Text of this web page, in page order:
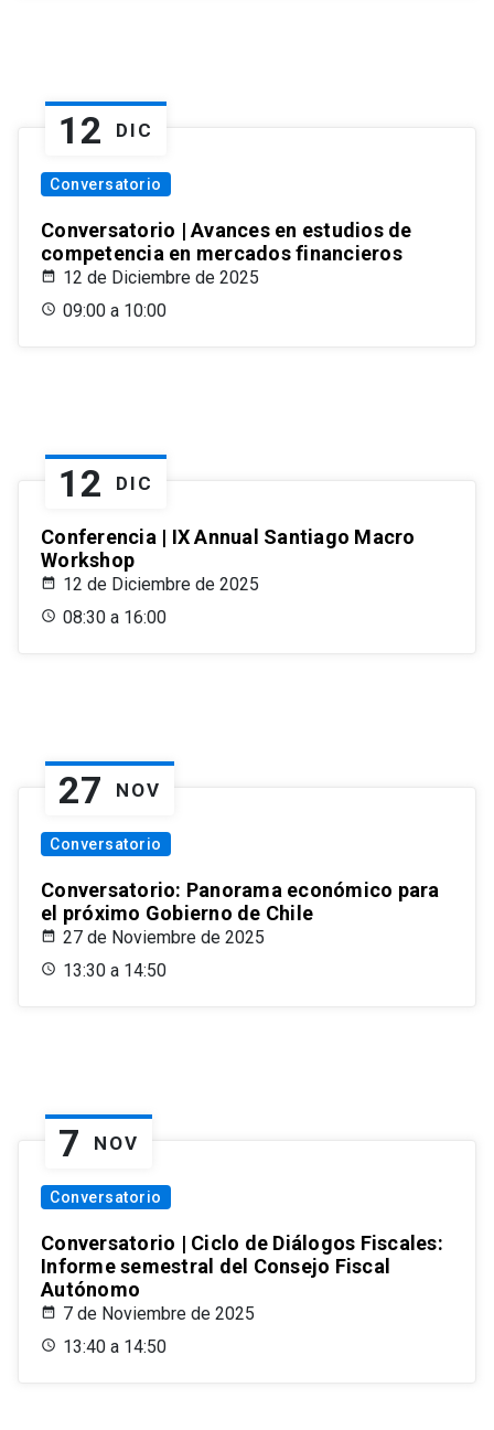
12 DIC
Conversatorio
Conversatorio | Avances en estudios de
competencia en mercados financieros
12 de Diciembre de 2025
09:00 a 10:00
12 DIC
Conferencia | IX Annual Santiago Macro
Workshop
12 de Diciembre de 2025
08:30 a 16:00
27 NOV
Conversatorio
Conversatorio: Panorama económico para
el próximo Gobierno de Chile
27 de Noviembre de 2025
13:30 a 14:50
7 NOV
Conversatorio
Conversatorio | Ciclo de Diálogos Fiscales:
Informe semestral del Consejo Fiscal
Autónomo
7 de Noviembre de 2025
13:40 a 14:50